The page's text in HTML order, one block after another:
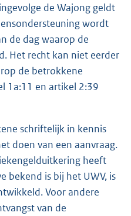
de Wajong geldt
wordt
de dag waarop de
Het recht kan niet eerder
de betrokkene
1a:11 en artikel 2:39
schriftelijk in kennis
doen van een aanvraag.
heeft
bekend is bij het UWV, is
Voor andere
van de